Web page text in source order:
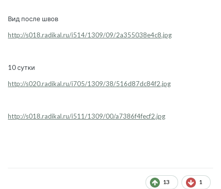
Вид после швов
http://s018.radikal.ru/i514/1309/09/2a355038e4c8.jpg
10 сутки
http://s020.radikal.ru/i705/1309/38/516d87dc84f2.jpg
http://s018.radikal.ru/i511/1309/00/a7386f4fecf2.jpg
13 1